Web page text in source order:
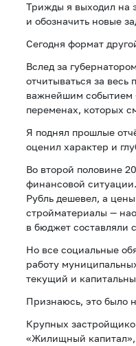
Трижды я выходил на
и обозначить новые
Сегодня формат
Вслед за
отчитываться за
важнейшим событием
переменах, которых
Я поднял прошлые
оценил характер и
Во второй половине
финансовой
Рубль дешевел, а
стройматериалы —
в бюджет составляли
Но все социальные
работу
текущий и
Признаюсь, это было
Крупных
«Жилищный